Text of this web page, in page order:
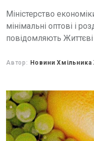
Міністерство
мінімальні оптові і
повідомляють Життєві
Автор: Новини Хмільника